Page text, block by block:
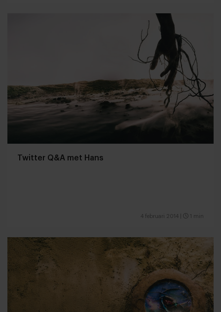
Twitter Q&A met Hans
4 februari 2014 1 min